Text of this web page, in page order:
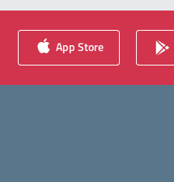
App Store